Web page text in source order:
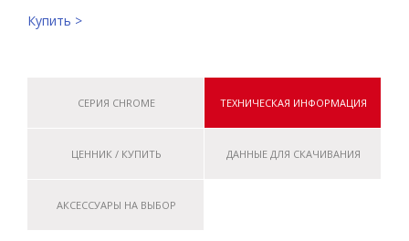
Купить >
СЕРИЯ CHROME ТЕХНИЧЕСКАЯ ИНФОРМАЦИЯ
ЦЕННИК / КУПИТЬ ДАННЫЕ ДЛЯ СКАЧИВАНИЯ
АКСЕССУАРЫ НА ВЫБОР